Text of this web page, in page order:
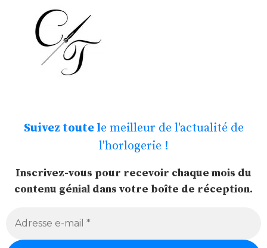
Suivez toute le meilleur de l'actualité de
l'horlogerie !
Inscrivez-vous pour recevoir chaque mois du
contenu génial dans votre boîte de réception.